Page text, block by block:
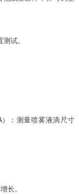
试。
：测量喷雾液滴尺寸
长。